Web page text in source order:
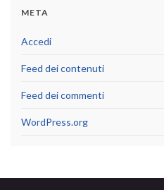
META
Accedi
Feed dei contenuti
Feed dei commenti
WordPress.org